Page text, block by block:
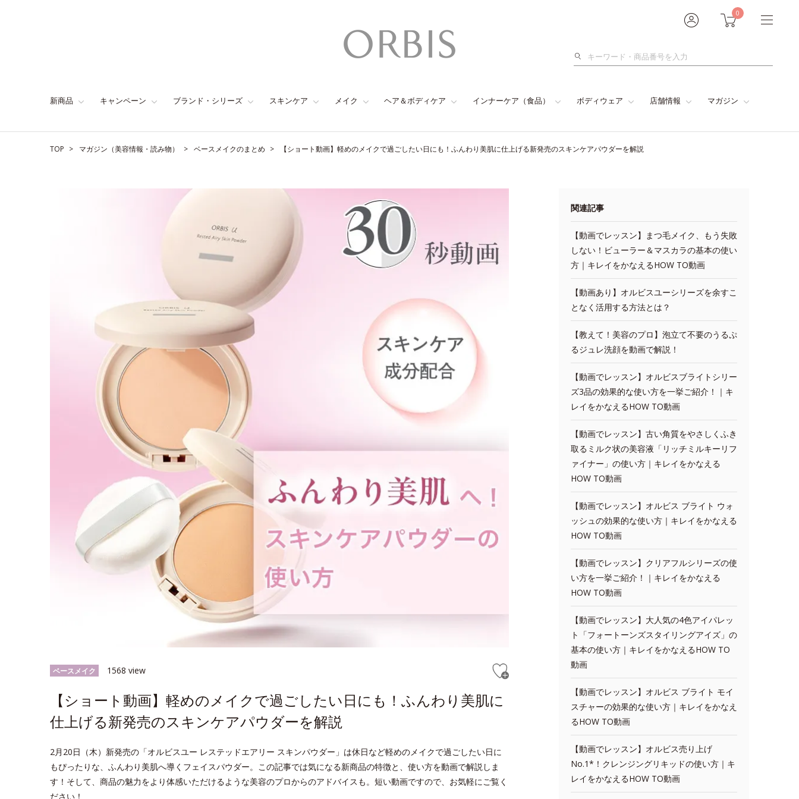
0
検
新商品 キャンペーン ブランド・シリーズ スキンケア メイク ヘア＆ボディケア インナーケア（食品） ボディウェア 店舗情報 マガジン
TOP マガジン（美容情報・読み物） ベースメイクのまとめ 【ショート動画】軽めのメイクで過ごしたい日にも！ふんわり美肌に仕上げる新発売のスキンケアパウダーを解説
ベースメイク 1568 view
【ショート動画】軽めのメイクで過ごしたい日にも！ふんわり美肌に
仕上げる新発売のスキンケアパウダーを解説
2月20日（木）新発売の「オルビスユー レステッドエアリー スキンパウダー」は休日など軽めのメイクで過ごしたい日に
もぴったりな、ふんわり美肌へ導くフェイスパウダー。この記事では気になる新商品の特徴と、使い方を動画で解説しま
す！そして、商品の魅力をより体感いただけるような美容のプロからのアドバイスも。短い動画ですので、お気軽にご覧く
ださい！
関連記事
【動画でレッスン】まつ毛メイク、もう失敗
しない！ビューラー＆マスカラの基本の使い
方｜キレイをかなえるHOW TO動画
【動画あり】オルビスユーシリーズを余すこ
となく活用する方法とは？
【教えて！美容のプロ】泡立て不要のうるぷ
るジュレ洗顔を動画で解説！
【動画でレッスン】オルビスブライトシリー
ズ3品の効果的な使い方を一挙ご紹介！｜キ
レイをかなえるHOW TO動画
【動画でレッスン】古い角質をやさしくふき
取るミルク状の美容液「リッチミルキーリフ
ァイナー」の使い方｜キレイをかなえる
HOW TO動画
【動画でレッスン】オルビス ブライト ウォ
ッシュの効果的な使い方｜キレイをかなえる
HOW TO動画
【動画でレッスン】クリアフルシリーズの使
い方を一挙ご紹介！｜キレイをかなえる
HOW TO動画
【動画でレッスン】大人気の4色アイパレッ
ト「フォートーンズスタイリングアイズ」の
基本の使い方｜キレイをかなえるHOW TO
動画
【動画でレッスン】オルビス ブライト モイ
スチャーの効果的な使い方｜キレイをかなえ
るHOW TO動画
【動画でレッスン】オルビス売り上げ
No.1*！クレンジングリキッドの使い方｜キ
レイをかなえるHOW TO動画